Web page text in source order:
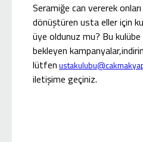
Seramiğe can vererek
dönüştüren usta eller için
üye oldunuz mu? Bu
bekleyen
lütfen
iletişime geçiniz.